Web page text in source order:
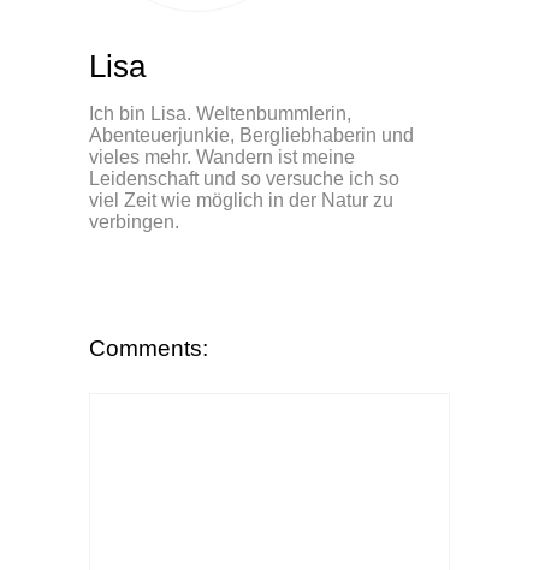
Lisa
Ich bin Lisa. Weltenbummlerin,
Abenteuerjunkie, Bergliebhaberin und
vieles mehr. Wandern ist meine
Leidenschaft und so versuche ich so
viel Zeit wie möglich in der Natur zu
verbingen.
Comments: